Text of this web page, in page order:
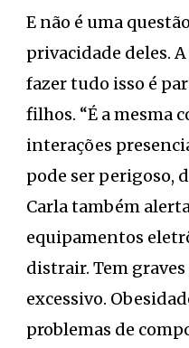
E não é uma
privacidade deles.
fazer tudo isso é
filhos. “É a mesma
interações
pode ser perigoso,
Carla também
equipamentos
distrair. Tem
excessivo.
problemas de